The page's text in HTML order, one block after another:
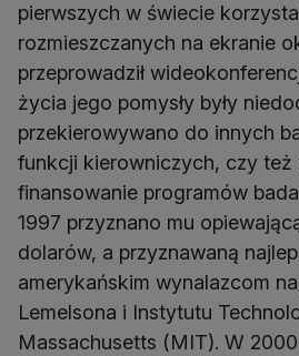
pierwszych w świecie
rozmieszczanych na ekranie
przeprowadził
życia jego pomysły były
przekierowywano do innych
funkcji kierowniczych, czy też
finansowanie programów
1997 przyznano mu
dolarów, a przyznawaną
amerykańskim wynalazcom
Lemelsona i Instytutu
Massachusetts (MIT). W